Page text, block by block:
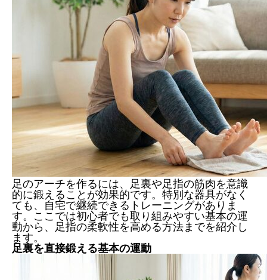
足のアーチを作るには、足裏や足指の筋肉を意識
的に鍛えることが効果的です。特別な器具がなく
ても、自宅で継続できるトレーニングがありま
す。ここでは初心者でも取り組みやすい基本の運
動から、足指の柔軟性を高める方法までを紹介し
ます。
足裏を直接鍛える基本の運動